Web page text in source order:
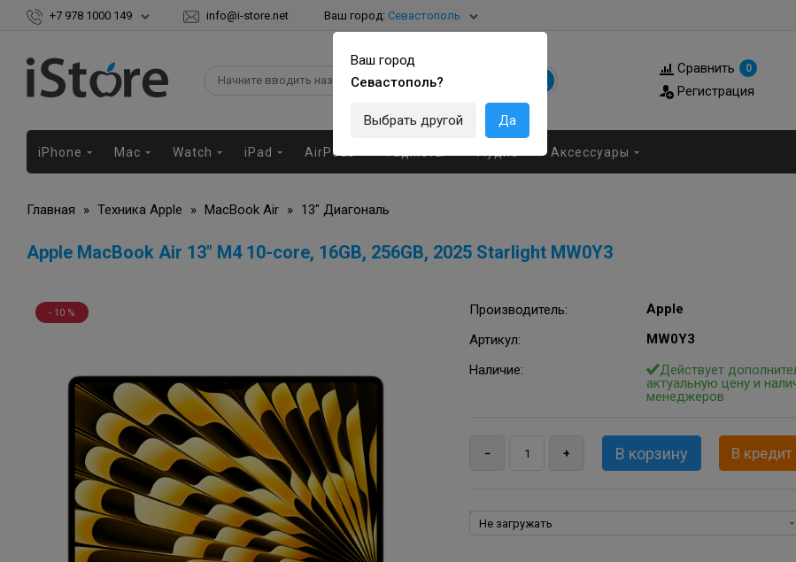
Ваш город
Севастополь?
Выбрать другой Да
+7 978 1000 149 info@i-store.net Ваш город: Севастополь
Сравнить 0
Регистрация
iPhone Mac Watch iPad AirPods Аксессуары
Главная » Техника Apple » MacBook Air » 13" Диагональ
Apple MacBook Air 13" M4 10-core, 16GB, 256GB, 2025 Starlight MW0Y3
- 10 % Производитель:
Apple
Артикул:
MW0Y3
Наличие:
Действует
актуальную цену и
менеджеров
В
Пакеты программ для MacBook, iMac, Mac mini,